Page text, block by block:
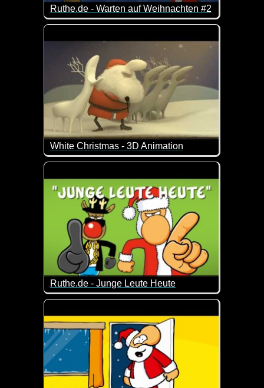
Ruthe.de - Warten auf Weihnachten #2
30 Minuten Rudi & Santa, um die Zeit bis zur
White Christmas - 3D Animation
Das Video ist eigentlich schon richtig alt, wurde
Ruthe.de - Junge Leute Heute
Ja, die Zeiten, was Weihnachten für die jungen